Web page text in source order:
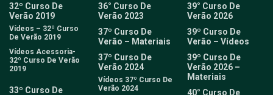
32º Curso De
Verão 2019
Vídeos – 32º Curso
De Verão 2019
Vídeos Acessoria-
32º Curso De Verão
2019
33º Curso De
36° Curso De
Verão 2023
37º Curso De
Verão – Materiais
37º Curso De
Verão 2024
Vídeos 37º Curso De
Verão 2024
39° Curso De
Verão 2026
39º Curso De
Verão – Vídeos
39º Curso De
Verão 2026 –
Materiais
40° Curso De